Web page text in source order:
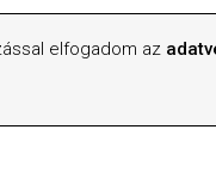
elfogadom az